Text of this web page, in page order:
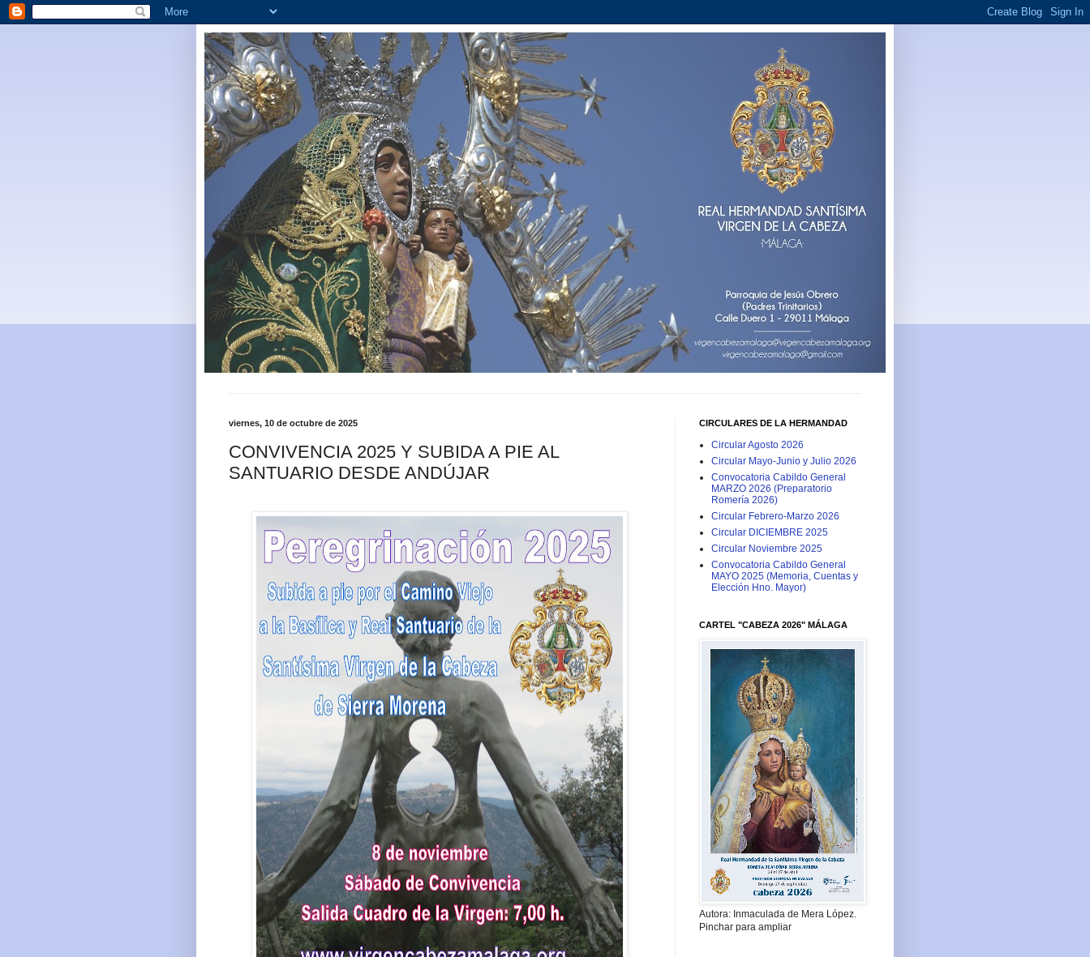
viernes, 10 de octubre de 2025
CONVIVENCIA 2025 Y SUBIDA A PIE AL
SANTUARIO DESDE ANDÚJAR
CIRCULARES DE LA HERMANDAD
Circular Agosto 2026
Circular Mayo-Junio y Julio 2026
Convocatoria Cabildo General
MARZO 2026 (Preparatorio
Romería 2026)
Circular Febrero-Marzo 2026
Circular DICIEMBRE 2025
Circular Noviembre 2025
Convocatoria Cabildo General
MAYO 2025 (Memoria, Cuentas y
Elección Hno. Mayor)
CARTEL "CABEZA 2026" MÁLAGA
Autora: Inmaculada de Mera López.
Pinchar para ampliar